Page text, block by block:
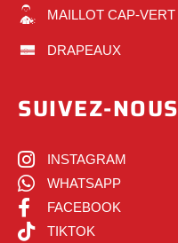
MAILLOT CAP-VERT
DRAPEAUX
SUIVEZ-NOUS
INSTAGRAM
WHATSAPP
FACEBOOK
TIKTOK